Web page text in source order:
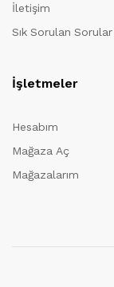
İletişim
Sık Sorulan Sorular
İşletmeler
Hesabım
Mağaza Aç
Mağazalarım